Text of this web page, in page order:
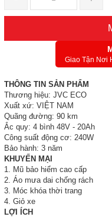
Giao Tận Nơi
THÔNG TIN SẢN PHẨM
Thương hiệu: JVC ECO
Xuất xứ: VIỆT NAM
Quãng đường: 90 km
Ắc quy: 4 bình 48V - 20Ah
Công suất động cơ: 240W
Bảo hành: 3 năm
KHUYẾN MẠI
1. Mũ bảo hiểm cao cấp
2. Áo mưa dai chống rách
3. Móc khóa thời trang
4. Giỏ xe
LỢI ÍCH